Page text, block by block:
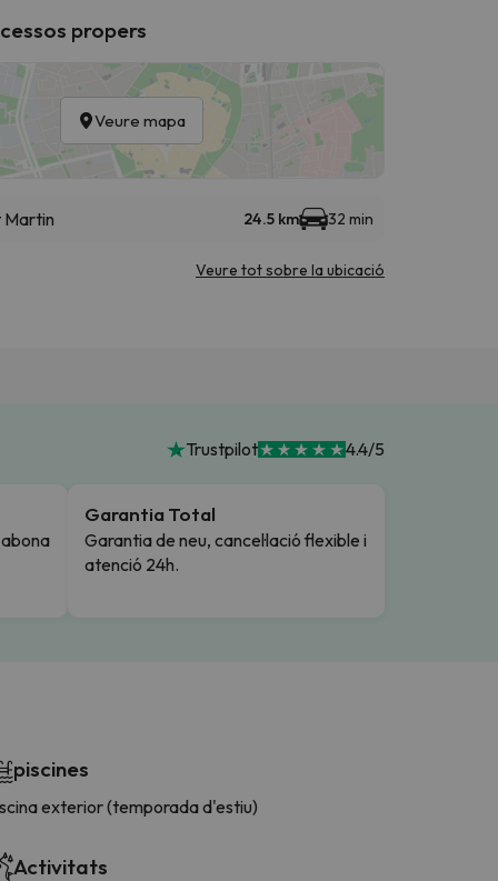
propers
Veure mapa
Martin 24.5 km 32 min
Veure tot sobre la ubicació
Trustpilot 4.4/5
Garantia Total
Garantia de neu, cancel·lació flexible i
atenció 24h.
piscines
exterior (temporada d'estiu)
Activitats